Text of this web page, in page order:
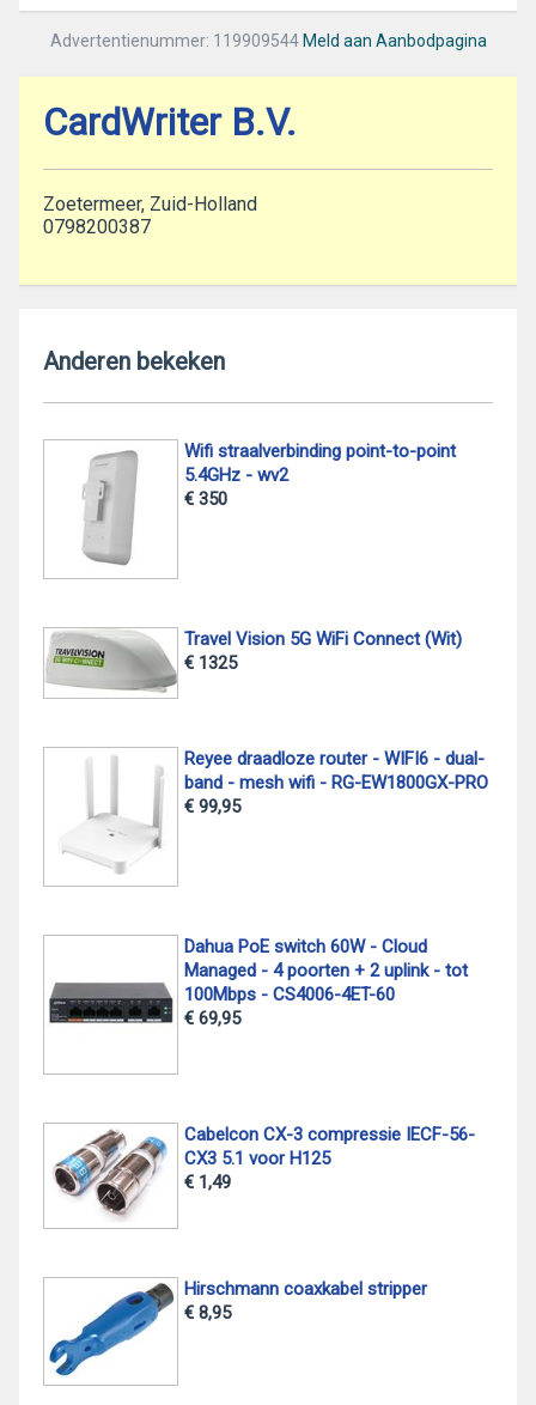
Advertentienummer: 119909544 Meld aan Aanbodpagina
CardWriter B.V.
Zoetermeer, Zuid-Holland
0798200387
Anderen bekeken
Wifi straalverbinding point-to-point
5.4GHz - wv2
€ 350
Travel Vision 5G WiFi Connect (Wit)
€ 1325
Reyee draadloze router - WIFI6 - dual-
band - mesh wifi - RG-EW1800GX-PRO
€ 99,95
Dahua PoE switch 60W - Cloud
Managed - 4 poorten + 2 uplink - tot
100Mbps - CS4006-4ET-60
€ 69,95
Cabelcon CX-3 compressie IECF-56-
CX3 5.1 voor H125
€ 1,49
Hirschmann coaxkabel stripper
€ 8,95